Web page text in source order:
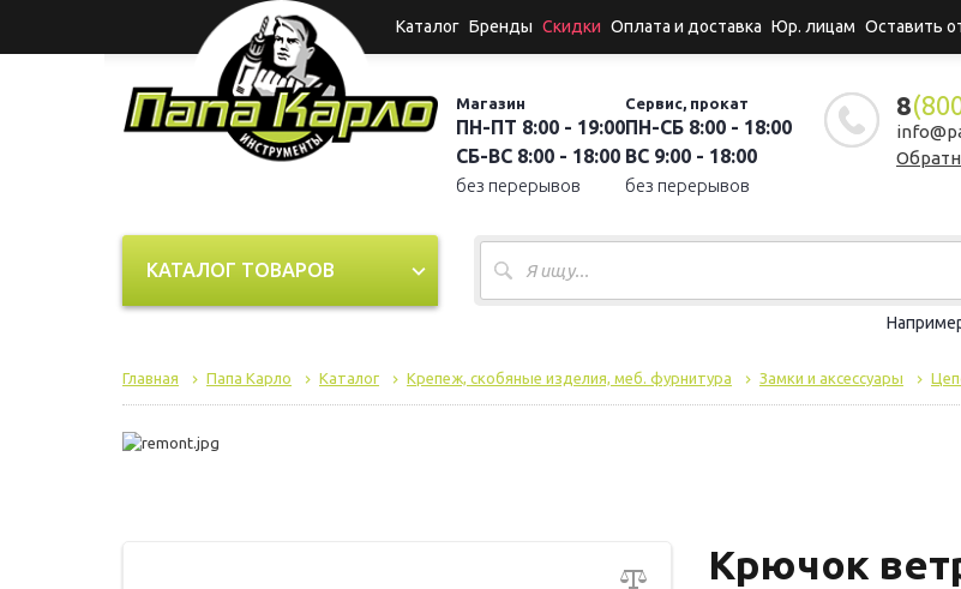
Каталог Бренды Скидки Оплата и доставка Юр. лицам Оставить
Магазин
ПН-ПТ 8:00 - 19:00
СБ-ВС 8:00 - 18:00
без перерывов
Сервис, прокат
ПН-СБ 8:00 - 18:00
ВС 9:00 - 18:00
без перерывов
8
КАТАЛОГ ТОВАРОВ
Главная Папа Карло Каталог Крепеж, скобяные изделия, меб. фурнитура Замки и аксессуары
Крючок